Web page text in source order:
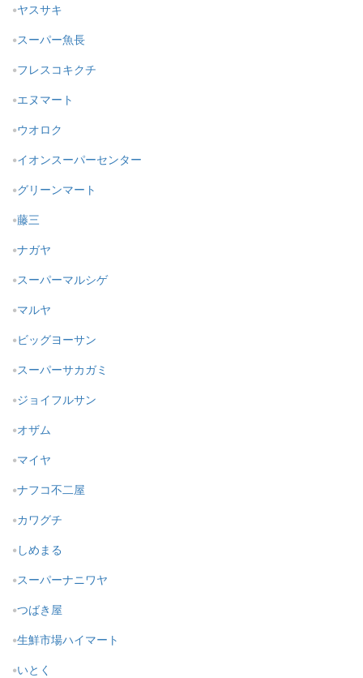
ヤスサキ
スーパー魚長
フレスコキクチ
エヌマート
ウオロク
イオンスーパーセンター
グリーンマート
藤三
ナガヤ
スーパーマルシゲ
マルヤ
ビッグヨーサン
スーパーサカガミ
ジョイフルサン
オザム
マイヤ
ナフコ不二屋
カワグチ
しめまる
スーパーナニワヤ
つばき屋
生鮮市場ハイマート
いとく